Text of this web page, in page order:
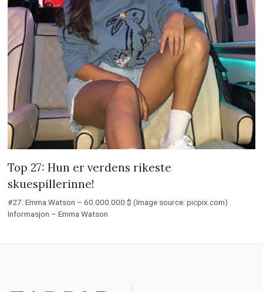
Top 27: Hun er verdens rikeste
skuespillerinne!
#27: Emma Watson – 60.000.000 $ (Image source: picpix.com)
Informasjon – Emma Watson